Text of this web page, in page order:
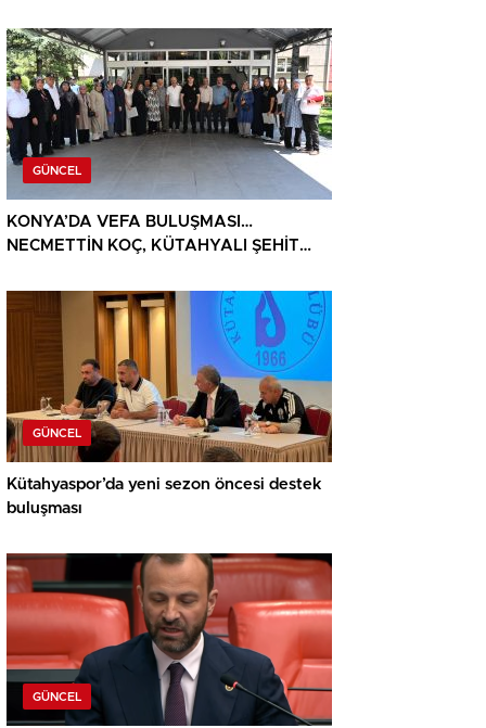
GÜNCEL
KONYA’DA VEFA BULUŞMASI…
NECMETTİN KOÇ, KÜTAHYALI ŞEHİT
GÜNCEL
Kütahyaspor’da yeni sezon öncesi destek
buluşması
GÜNCEL